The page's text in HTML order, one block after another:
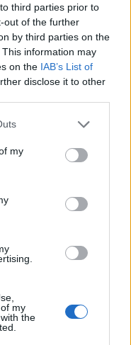
third parties prior to
out of the further
by third parties on the
This information may
on the IAB’s List of
disclose it to other
my
my
the
questo
Il contenuto di questo
la linea editoriale
I messaggi inclusi nei
dai singoli lettori che
filtro preventivo. I commenti
rimossi in automatico dal